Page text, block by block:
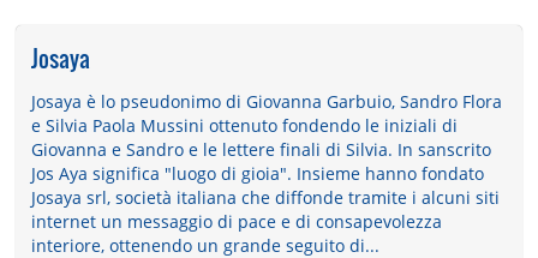
Josaya
Josaya è lo pseudonimo di Giovanna Garbuio, Sandro Flora
e Silvia Paola Mussini ottenuto fondendo le iniziali di
Giovanna e Sandro e le lettere finali di Silvia. In sanscrito
Jos Aya significa "luogo di gioia". Insieme hanno fondato
Josaya srl, società italiana che diffonde tramite i alcuni siti
internet un messaggio di pace e di consapevolezza
interiore, ottenendo un grande seguito di...